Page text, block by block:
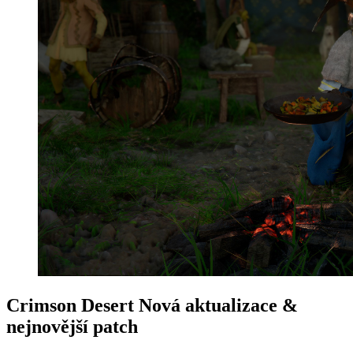
Crimson Desert Nová aktualizace &
nejnovější patch